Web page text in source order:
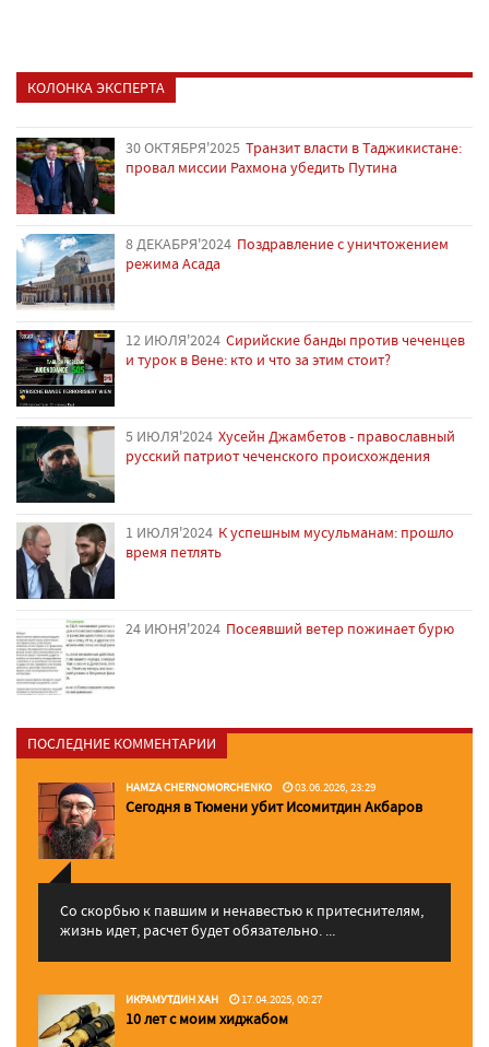
КОЛОНКА ЭКСПЕРТА
30 ОКТЯБРЯ'2025 Транзит власти в Таджикистане:
провал миссии Рахмона убедить Путина
8 ДЕКАБРЯ'2024 Поздравление с уничтожением
режима Асада
12 ИЮЛЯ'2024 Сирийские банды против чеченцев
и турок в Вене: кто и что за этим стоит?
5 ИЮЛЯ'2024 Хусейн Джамбетов - православный
русский патриот чеченского происхождения
1 ИЮЛЯ'2024 К успешным мусульманам: прошло
время петлять
24 ИЮНЯ'2024 Посеявший ветер пожинает бурю
ПОСЛЕДНИЕ КОММЕНТАРИИ
HAMZA CHERNOMORCHENKO 03.06.2026, 23:29
Сегодня в Тюмени убит Исомитдин Акбаров
Со скорбью к павшим и ненавестью к притеснителям,
жизнь идет, расчет будет обязательно. ...
ИКРАМУТДИН ХАН 17.04.2025, 00:27
10 лет с моим хиджабом